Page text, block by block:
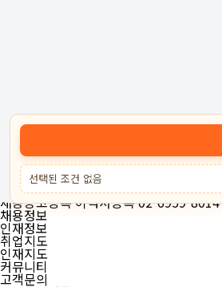
채용공고등록
이력서등록
02-6959-8014
채용공고등록이력서등록02-6959-8014
채용정보
인재정보
취업지도
인재지도
커뮤니티
고객문의
선택된 조건 없음